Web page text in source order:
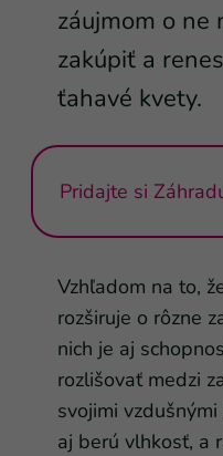
záujmom o ne
zakúpiť a
ťahavé kvety.
Pridajte si
Vzhľadom na to,
rozširuje o rôzne
nich je aj
rozlišovať medzi
svojimi
aj berú vlhkosť, a